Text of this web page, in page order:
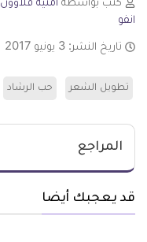
كتب بواسطة أمنية قلاوون
انفو
تاريخ النشر: 3 يونيو 2017
تطويل الشعر حب الرشاد
المراجع
قد يعجبك أيضا